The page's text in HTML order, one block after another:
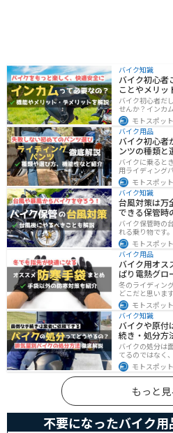
バイク知識
バイク初心者
ことやメリッ
バイク初心者だ
せんか？インカ
全に運転するた
メリットデメリ
いる人はぜひ参
モトスポット
バイク用品
バイク初心者
ンツの種類と
を守ろう
バイクに乗ると
用ライディング
適化されている
す。プロテクタ
ではパンツの選
ことをまとめま
モトスポット
バイク知識
台風対策は万
できる保管時
バイク保管時の
れる乗り物です
倒れてしまいま
と対策しておき
対策を紹介しま
るので、参考に
モトスポット
バイク用品
バイク用オス
ぱり電熱グロ
冬のライディン
どこだと思いま
冷えてしまうと
さから逃れるこ
オススメ防寒手
モトスポット
バイク知識
バイクや原付
続き・処分方
バイクの処分は
てるのではなく
お金にできます
まとめています
は参考にしてく
モトスポット
もっと見
不要になったバイク用